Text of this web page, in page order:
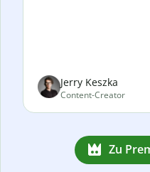
Jerry Keszka
Content-Creator
Zu